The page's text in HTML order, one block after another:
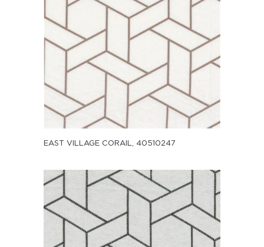
EAST VILLAGE CORAIL, 40510247